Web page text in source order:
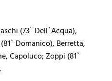
(73` Dell`Acqua),
Domanico), Berretta,
Capoluco; Zoppi (81`